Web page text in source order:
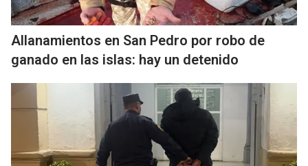
Allanamientos en San Pedro por robo de
ganado en las islas: hay un detenido